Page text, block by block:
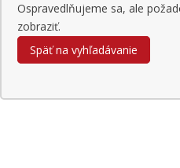
Ospravedlňujeme sa, ale
zobraziť.
Späť na vyhľadávanie